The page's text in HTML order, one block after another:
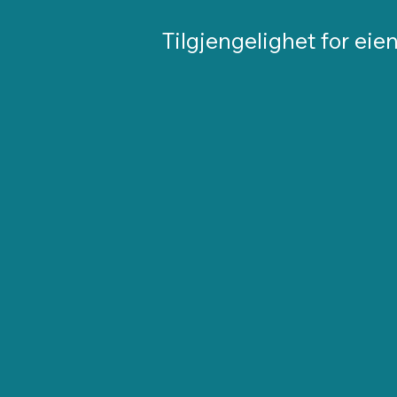
Tilgjengelighet for